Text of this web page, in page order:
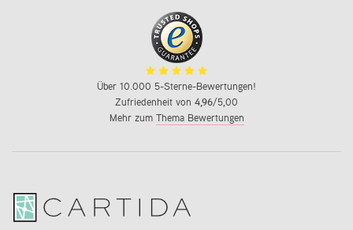
Über 10.000 5-Sterne-Bewertungen!
Zufriedenheit von 4,96/5,00
Mehr zum Thema Bewertungen